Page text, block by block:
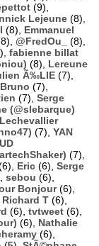
(9),
Lejeune (8),
(8), Emmanuel
@FredOu_
(8),
fabienne billat
(8), Lereune
Ã‰LIE (7),
Bruno (7),
(7), Serge
(@slebarque)
(7), YAN
(7),
Eric (6), Serge
sebou (6),
Bonjour(6),
Richard T (6),
(6), tvtweet (6),
(6), Nathalie
(6),